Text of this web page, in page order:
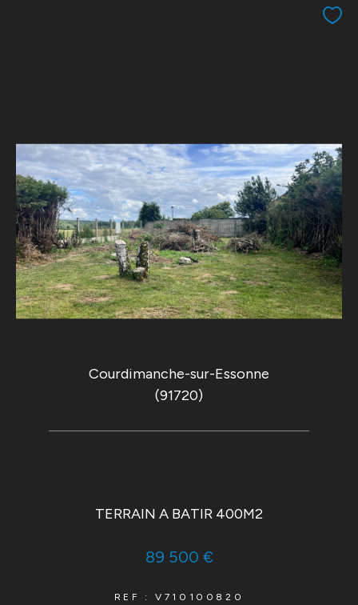
Courdimanche-sur-Essonne
(91720)
TERRAIN A BATIR 400M2
89 500 €
REF : V710100820